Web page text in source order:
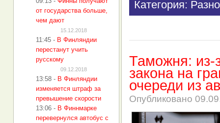
Категория:
Таможня: из-
закона на
очереди из
Опубликовано
от государства больше,
чем дают
15.12.2018
11:45 - В Финляндии
перестанут учить
русскому
09.12.2018
13:58 - В Финляндии
изменяется штраф за
превышение скорости
13:06 - В Финнмарке
перевернулся автобус с